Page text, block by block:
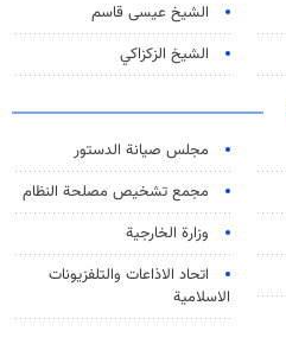
الشيخ عيسى قاسم
الشيخ الزكزاكي
مجلس صيانة الدستور
مجمع تشخيص مصلحة النظام
وزارة الخارجية
اتحاد الاذاعات والتلفزيونات
الاسلامية